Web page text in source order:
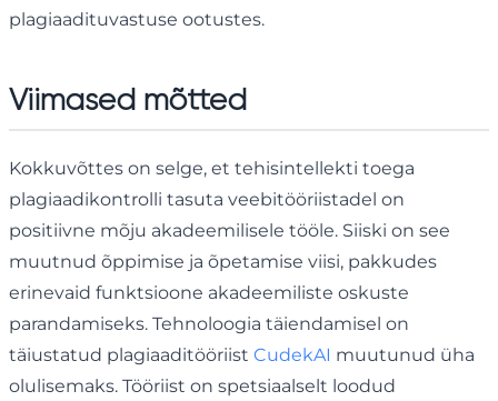
plagiaadituvastuse ootustes.
Viimased mõtted
Kokkuvõttes on selge, et tehisintellekti toega
plagiaadikontrolli tasuta veebitööriistadel on
positiivne mõju akadeemilisele tööle. Siiski on see
muutnud õppimise ja õpetamise viisi, pakkudes
erinevaid funktsioone akadeemiliste oskuste
parandamiseks. Tehnoloogia täiendamisel on
täiustatud plagiaaditööriist CudekAI muutunud üha
olulisemaks. Tööriist on spetsiaalselt loodud